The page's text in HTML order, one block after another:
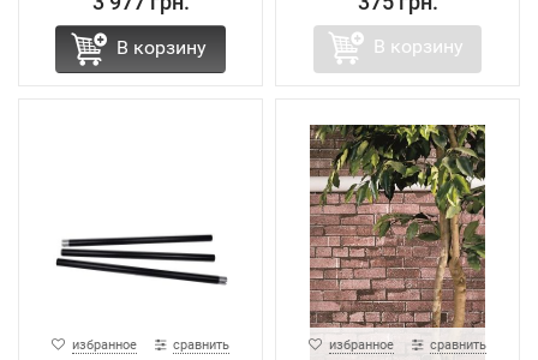
В корзину В корзину
избранное сравнить избранное сравнить